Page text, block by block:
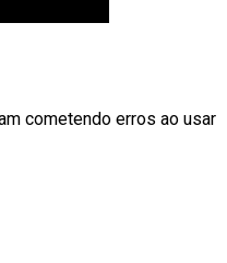
cometendo erros ao usar